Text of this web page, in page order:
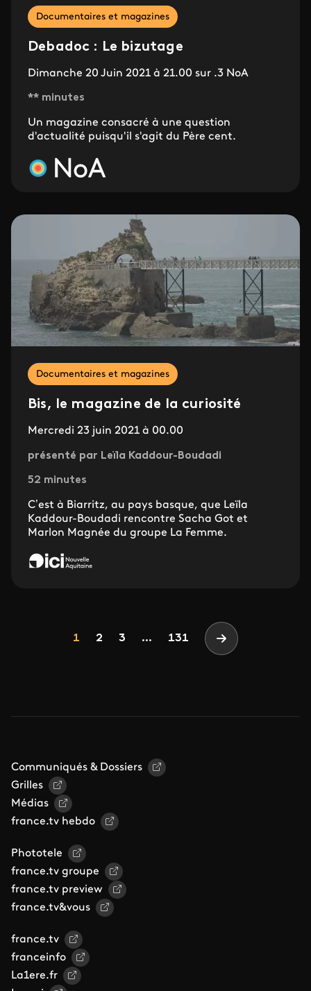
Documentaires et magazines
Debadoc : Le bizutage
Dimanche 20 Juin 2021 à 21.00 sur .3 NoA
** minutes
Un magazine consacré à une question
d'actualité puisqu'il s'agit du Père cent.
Documentaires et magazines
Bis, le magazine de la curiosité
Mercredi 23 juin 2021 à 00.00
présenté par Leïla Kaddour-Boudadi
52 minutes
C’est à Biarritz, au pays basque, que Leïla
Kaddour-Boudadi rencontre Sacha Got et
Marlon Magnée du groupe La Femme.
Page
1 Page
2 Page
3 ... 131 Page suivante
Communiqués & Dossiers
Grilles
Médias
france.tv hebdo
Phototele
france.tv groupe
france.tv preview
france.tv&vous
france.tv
franceinfo
La1ere.fr